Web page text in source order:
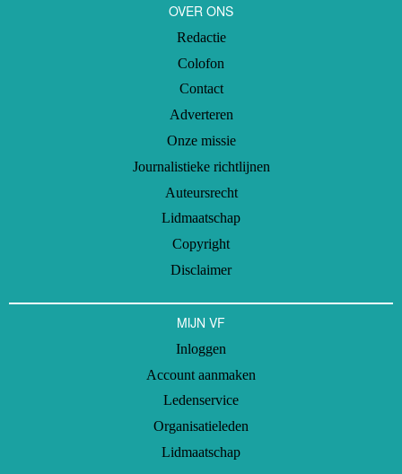
OVER ONS
Redactie
Colofon
Contact
Adverteren
Onze missie
Journalistieke richtlijnen
Auteursrecht
Lidmaatschap
Copyright
Disclaimer
MIJN VF
Inloggen
Account aanmaken
Ledenservice
Organisatieleden
Lidmaatschap